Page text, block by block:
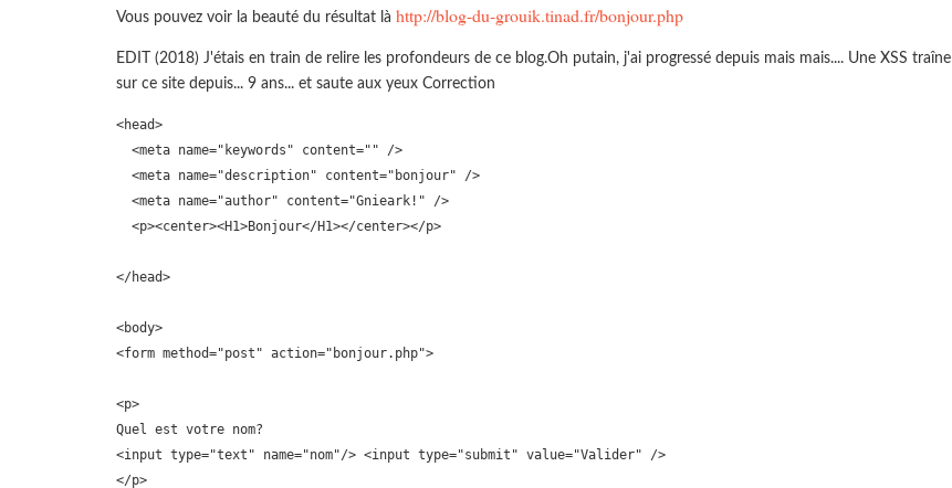
Vous pouvez voir la beauté du résultat là http://blog-du-grouik.tinad.fr/bonjour.php
EDIT (2018) J'étais en train de relire les profondeurs de ce blog.Oh putain, j'ai progressé depuis mais mais.... Une XSS traîne
sur ce site depuis... 9 ans... et saute aux yeux Correction
<head>
  <meta name="keywords" content="" />
  <meta name="description" content="bonjour" />
  <meta name="author" content="Gnieark!" />
  <p><center><H1>Bonjour</H1></center></p>
</head>
<body>
<form method="post" action="bonjour.php">
<p>
Quel est votre nom?
<input type="text" name="nom"/> <input type="submit" value="Valider" />
</p>